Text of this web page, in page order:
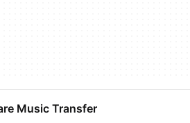
Music Transfer